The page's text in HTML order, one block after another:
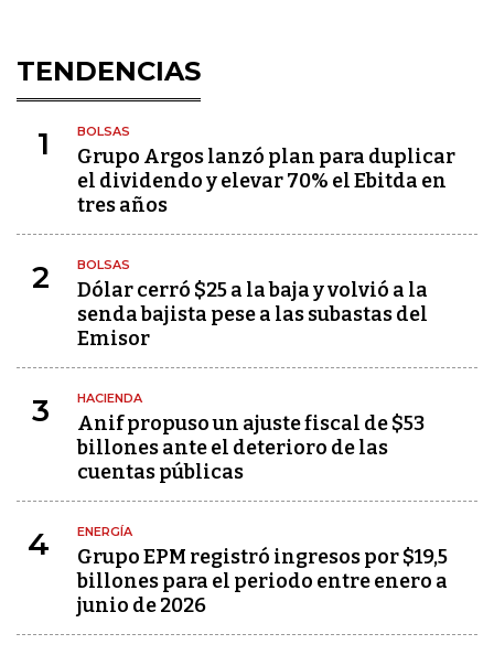
TENDENCIAS
1 BOLSAS
Grupo Argos lanzó plan para duplicar
el dividendo y elevar 70% el Ebitda en
tres años
2 BOLSAS
Dólar cerró $25 a la baja y volvió a la
senda bajista pese a las subastas del
Emisor
3 HACIENDA
Anif propuso un ajuste fiscal de $53
billones ante el deterioro de las
cuentas públicas
4 ENERGÍA
Grupo EPM registró ingresos por $19,5
billones para el periodo entre enero a
junio de 2026